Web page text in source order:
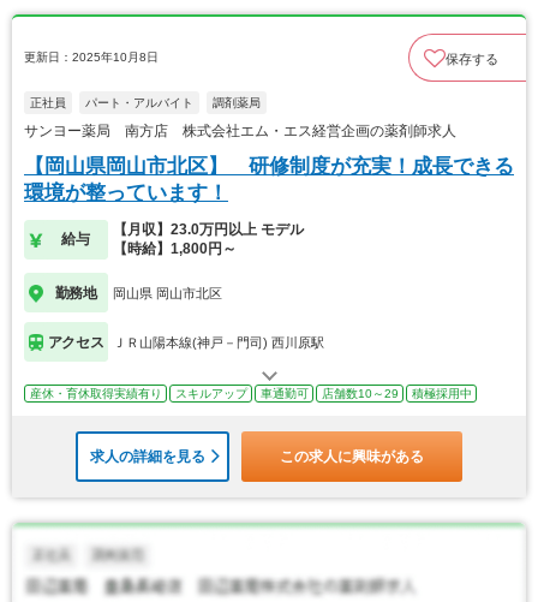
更新日：2025年10月8日 保存する
正社員 パート・アルバイト 調剤薬局
サンヨー薬局 南方店 株式会社エム・エス経営企画の薬剤師求人
【岡山県岡山市北区】 研修制度が充実！成長できる
環境が整っています！
給与
【月収】23.0万円以上 モデル
【時給】1,800円～
勤務地 岡山県 岡山市北区
アクセス ＪＲ山陽本線(神戸－門司) 西川原駅
産休・育休取得実績有り スキルアップ 車通勤可 店舗数10～29 積極採用中
求人の詳細を見る この求人に興味がある